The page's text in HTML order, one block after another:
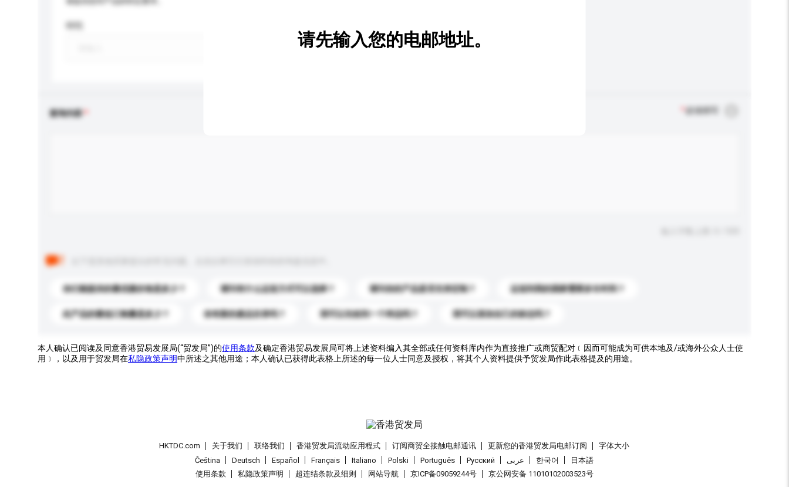
新增/删除选项
查询内容 必须填写
你们能提供的最优惠价格是多少？ 请问有什么运送方式可以选择？ 请问你的产品是否支持定制？ 运送到我的国家需要多长时间？
此产品的最低订购量是多少？ 你有新的產品目录吗？ 我可以先收到一个样品吗？ 我可以添加自己的标志吗？
请先输入您的电邮地址。
本人确认已阅读及同意香港贸易发展局(“贸发局”)的使用条款及确定香港贸易发展局可将上述资料编入其全部或任何资料库内作为直接推广或商贸配对﹝因而可能成为可供本地及/或海外公众人士使
用﹞，以及用于贸发局在私隐政策声明中所述之其他用途；本人确认已获得此表格上所述的每一位人士同意及授权，将其个人资料提供予贸发局作此表格提及的用途。
HKTDC.com 关于我们 联络我们 香港贸发局流动应用程式 订阅商贸全接触电邮通讯 更新您的香港贸发局电邮订阅
字体大小
Čeština
Deutsch Español Français Italiano Polski Português Pусский عربى 한국어
日本語
使用条款
私隐政策声明 超连结条款及细则 网站导航 京ICP备09059244号 京公网安备 11010102003523号